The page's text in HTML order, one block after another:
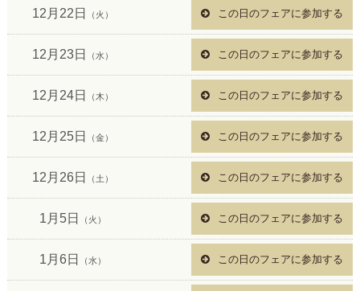
12月22日 （火） この日のフェアに参加する
12月23日 （水） この日のフェアに参加する
12月24日 （木） この日のフェアに参加する
12月25日 （金） この日のフェアに参加する
12月26日 （土） この日のフェアに参加する
1月5日 （火） この日のフェアに参加する
1月6日 （水） この日のフェアに参加する